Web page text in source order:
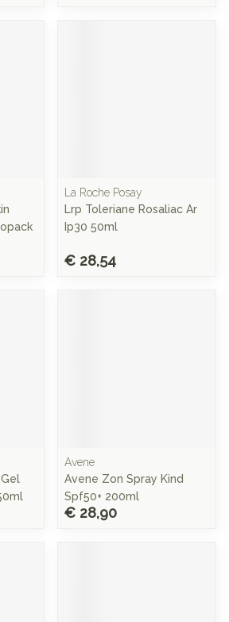
La Roche Posay
Lrp Toleriane Rosaliac Ar
Ip30 50ml
€ 28,54
Avene
Avene Zon Spray Kind
Spf50+ 200ml
€ 28,90